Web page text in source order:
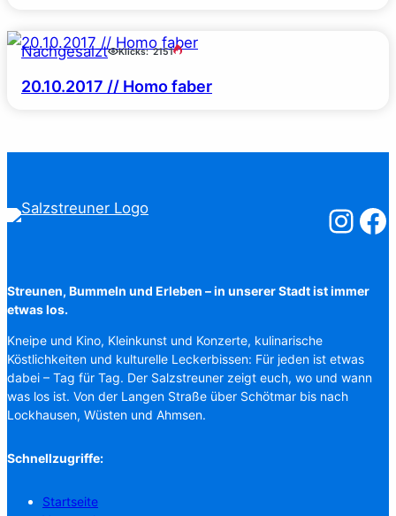
Nachgesalzt Klicks: 2151
20.10.2017 // Homo faber
Streunen, Bummeln und Erleben – in unserer Stadt ist immer
etwas los.
Kneipe und Kino, Kleinkunst und Konzerte, kulinarische
Köstlichkeiten und kulturelle Leckerbissen: Für jeden ist etwas
dabei – Tag für Tag. Der Salzstreuner zeigt euch, wo und wann
was los ist. Von der Langen Straße über Schötmar bis nach
Lockhausen, Wüsten und Ahmsen.
Schnellzugriffe:
Startseite